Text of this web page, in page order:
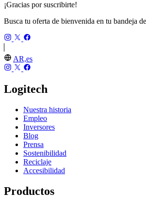
¡Gracias por suscribirte!
Busca tu oferta de bienvenida en tu bandeja
AR,es
Logitech
Nuestra historia
Empleo
Inversores
Blog
Prensa
Sostenibilidad
Reciclaje
Accesibilidad
Productos